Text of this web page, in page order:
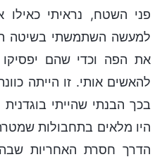
פני השטח, נראיתי
למעשה השתמשתי בשיטה
את הפה וכדי שהם
להאשים אותי. זו הייתה
בכך הבנתי שהייתי
היו מלאים בתחבולות
הדרך חסרת האחריות